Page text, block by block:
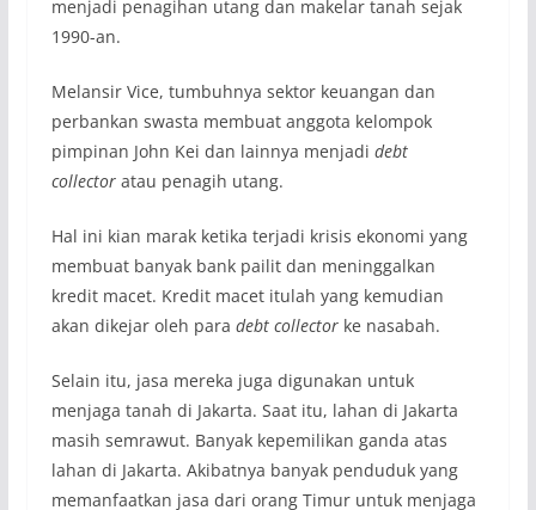
menjadi penagihan utang dan makelar tanah sejak
1990-an.
Melansir Vice, tumbuhnya sektor keuangan dan
perbankan swasta membuat anggota kelompok
pimpinan John Kei dan lainnya menjadi debt
collectoratau penagih utang.
Hal ini kian marak ketika terjadi krisis ekonomi yang
membuat banyak bank pailit dan meninggalkan
kredit macet. Kredit macet itulah yang kemudian
akan dikejar oleh para debt collectorke nasabah.
Selain itu, jasa mereka juga digunakan untuk
menjaga tanah di Jakarta. Saat itu, lahan di Jakarta
masih semrawut. Banyak kepemilikan ganda atas
lahan di Jakarta. Akibatnya banyak penduduk yang
memanfaatkan jasa dari orang Timur untuk menjaga